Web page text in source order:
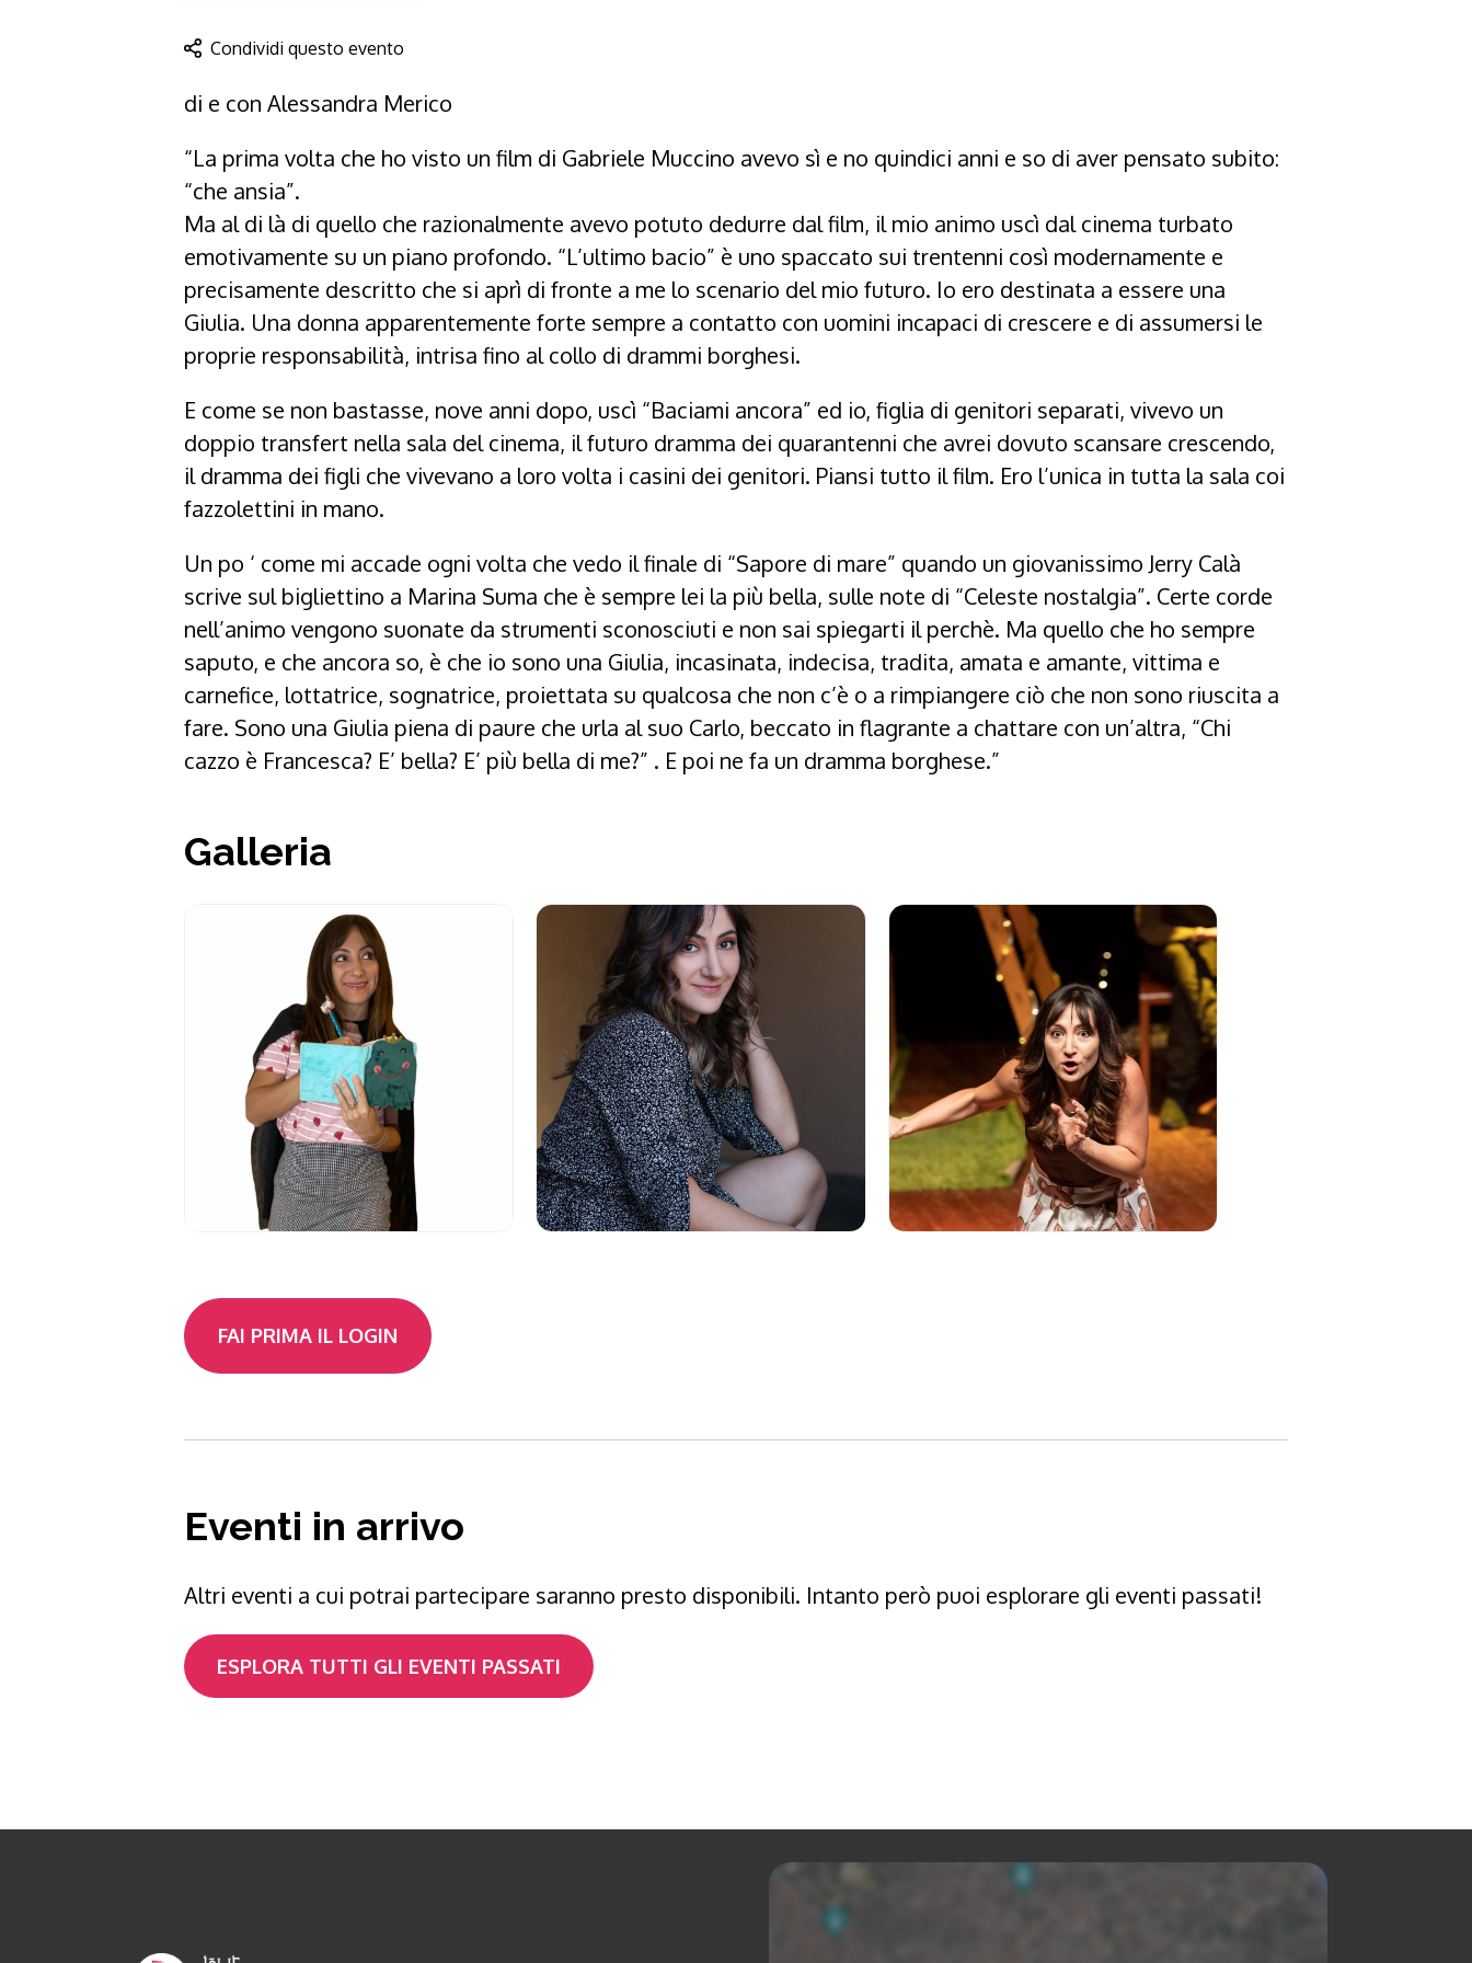
Condividi questo evento
di e con Alessandra Merico
“La prima volta che ho visto un film di Gabriele Muccino avevo sì e no quindici anni e so di aver pensato subito:
“che ansia”.
Ma al di là di quello che razionalmente avevo potuto dedurre dal film, il mio animo uscì dal cinema turbato
emotivamente su un piano profondo. “L’ultimo bacio” è uno spaccato sui trentenni così modernamente e
precisamente descritto che si aprì di fronte a me lo scenario del mio futuro. Io ero destinata a essere una
Giulia. Una donna apparentemente forte sempre a contatto con uomini incapaci di crescere e di assumersi le
proprie responsabilità, intrisa fino al collo di drammi borghesi.
E come se non bastasse, nove anni dopo, uscì “Baciami ancora” ed io, figlia di genitori separati, vivevo un
doppio transfert nella sala del cinema, il futuro dramma dei quarantenni che avrei dovuto scansare crescendo,
il dramma dei figli che vivevano a loro volta i casini dei genitori. Piansi tutto il film. Ero l’unica in tutta la sala coi
fazzolettini in mano.
Un po ‘ come mi accade ogni volta che vedo il finale di “Sapore di mare” quando un giovanissimo Jerry Calà
scrive sul bigliettino a Marina Suma che è sempre lei la più bella, sulle note di “Celeste nostalgia”. Certe corde
nell’animo vengono suonate da strumenti sconosciuti e non sai spiegarti il perchè. Ma quello che ho sempre
saputo, e che ancora so, è che io sono una Giulia, incasinata, indecisa, tradita, amata e amante, vittima e
carnefice, lottatrice, sognatrice, proiettata su qualcosa che non c’è o a rimpiangere ciò che non sono riuscita a
fare. Sono una Giulia piena di paure che urla al suo Carlo, beccato in flagrante a chattare con un’altra, “Chi
cazzo è Francesca? E’ bella? E’ più bella di me?” . E poi ne fa un dramma borghese.”
Galleria
FAI PRIMA IL LOGIN
Eventi in arrivo
Altri eventi a cui potrai partecipare saranno presto disponibili. Intanto però puoi esplorare gli eventi passati!
ESPLORA TUTTI GLI EVENTI PASSATI